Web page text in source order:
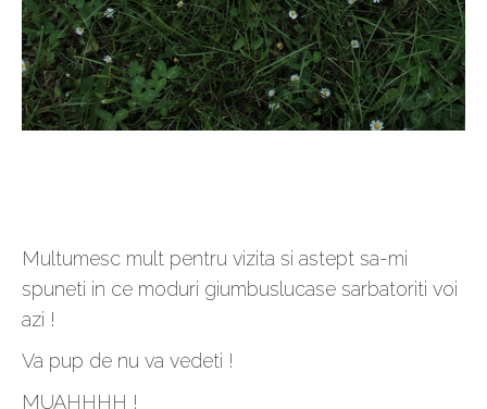
Multumesc mult pentru vizita si astept sa-mi
spuneti in ce moduri giumbuslucase sarbatoriti voi
azi !
Va pup de nu va vedeti !
MUAHHHH !